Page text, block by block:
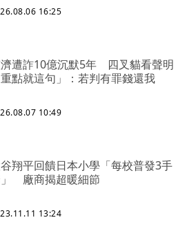
16:25
遭詐10億沉默5年 四叉貓看聲明
重點就這句」：若判有罪錢還我
10:49
翔平回饋日本小學「每校普發3手
廠商揭超暖細節
13:24